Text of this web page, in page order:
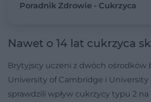
Poradnik Zdrowie - Cukrzyca
Nawet o 14 lat cukrzyca
Brytyjscy uczeni z dwóch ośrodków
University of Cambridge i University
sprawdzili wpływ cukrzycy typu 2 na